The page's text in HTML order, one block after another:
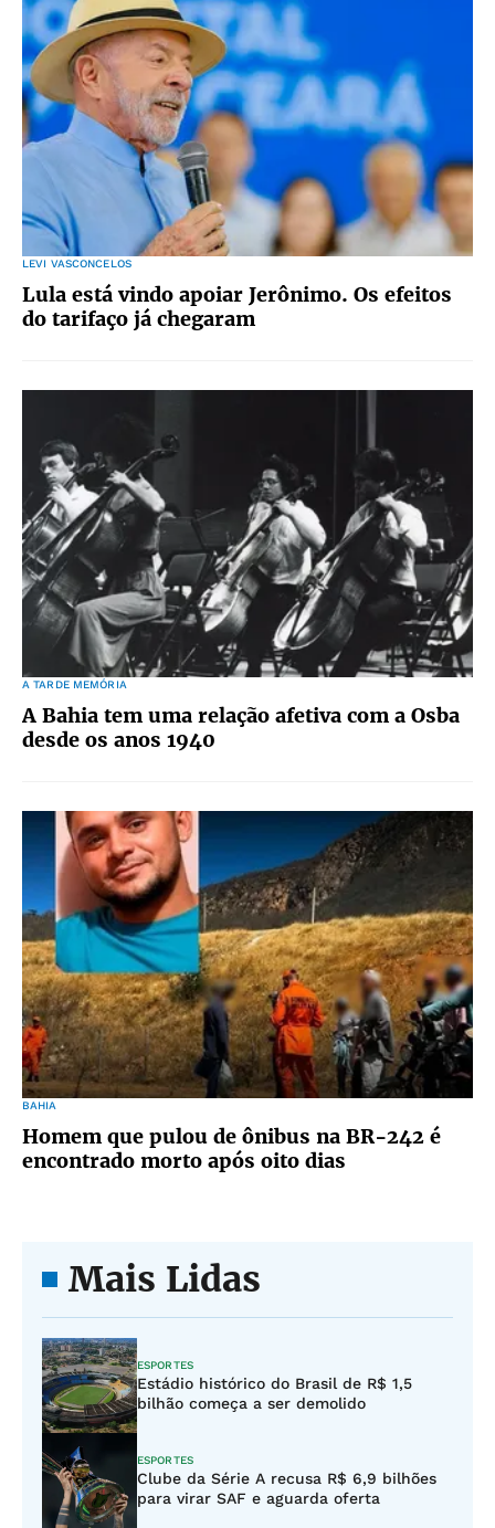
LEVI VASCONCELOS
Lula está vindo apoiar Jerônimo. Os efeitos
do tarifaço já chegaram
A TARDE MEMÓRIA
A Bahia tem uma relação afetiva com a Osba
desde os anos 1940
BAHIA
Homem que pulou de ônibus na BR-242 é
encontrado morto após oito dias
Mais Lidas
ESPORTES
Estádio histórico do Brasil de R$ 1,5
bilhão começa a ser demolido
ESPORTES
Clube da Série A recusa R$ 6,9 bilhões
para virar SAF e aguarda oferta